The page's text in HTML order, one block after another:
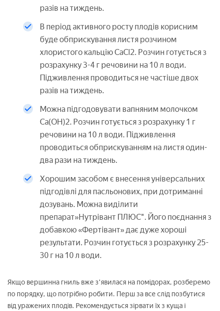
разів на тиждень.
В період активного росту плодів корисним
буде обприскування листя розчином
хлористого кальцію CaCl2. Розчин готується з
розрахунку 3-4 г речовини на 10 л води.
Підживлення проводиться не частіше двох
разів на тиждень.
Можна підгодовувати вапняним молочком
Са(ОН)2. Розчин готується з розрахунку 1 г
речовини на 10 л води. Підживлення
проводиться обприскуванням на листя один-
два рази на тиждень.
Хорошим засобом є внесення універсальних
підгодівлі для пасльонових, при дотриманні
дозувань. Можна виділити
препарат»Нутрівант ПЛЮС". Його поєднання з
добавкою «Фертівант» дає дуже хороші
результати. Розчин готується з розрахунку 25-
30 г на 10 л води.
Якщо вершинна гниль вже з'явилася на помідорах, розберемо
по порядку, що потрібно робити. Перш за все слід позбутися
від уражених плодів. Рекомендується зірвати їх з куща і